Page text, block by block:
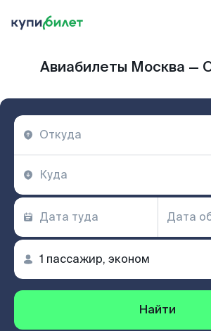
Авиабилеты Москва —
Найти